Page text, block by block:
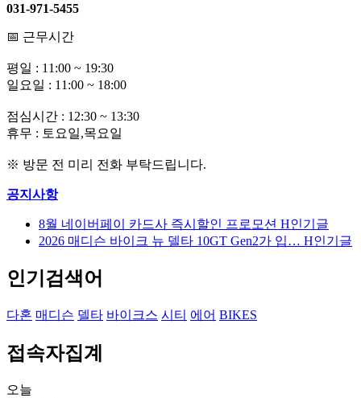
031-971-5455
📅 근무시간
평일 : 11:00 ~ 19:30
일요일 : 11:00 ~ 18:00
점심시간 : 12:30 ~ 13:30
휴무 : 토요일,목요일
※ 방문 전 미리 전화 부탁드립니다.
공지사항
8월 네이버페이 카드사 즉시할인 프로모션 H인기글
2026 매디슨 바이크 뉴 델타 10GT Gen2가 입… H인기글
인기검색어
다혼 매디슨 델타 바이크스 시티 에어 BIKES
접속자집계
오늘